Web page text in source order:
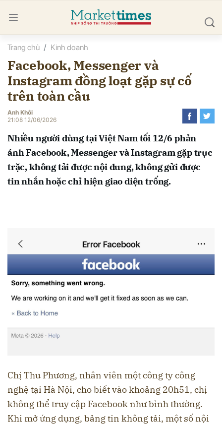
Trang chủ Kinh doanh
Facebook, Messenger và
Instagram đồng loạt gặp sự cố
trên toàn cầu
Anh Khôi
21:08 12/06/2026
Nhiều người dùng tại Việt Nam tối 12/6 phản
ánh Facebook, Messenger và Instagram gặp trục
trặc, không tải được nội dung, không gửi được
tin nhắn hoặc chỉ hiện giao diện trống.
Chị Thu Phương, nhân viên một công ty công
nghệ tại Hà Nội, cho biết vào khoảng 20h51, chị
không thể truy cập Facebook như bình thường.
Khi mở ứng dụng, bảng tin không tải, một số nội
luận
Hủy